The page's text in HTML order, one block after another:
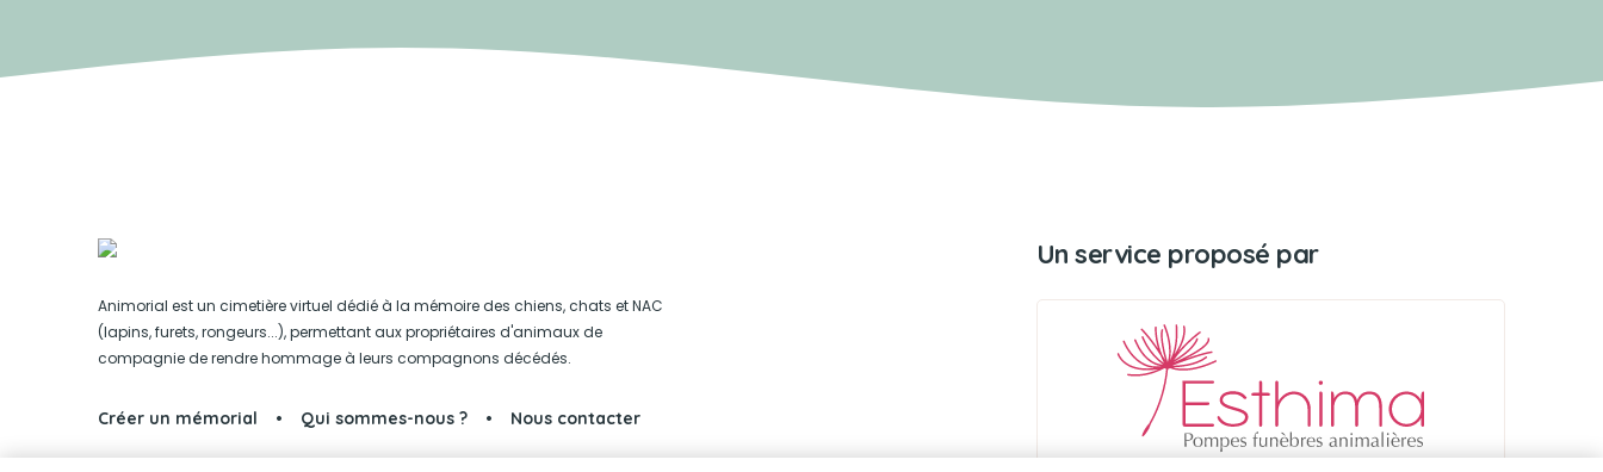
Animorial est un cimetière virtuel dédié à la mémoire des chiens, chats et NAC
(lapins, furets, rongeurs...), permettant aux propriétaires d'animaux de
compagnie de rendre hommage à leurs compagnons décédés.
Créer un mémorial Qui sommes-nous ? Nous contacter
Un service proposé par